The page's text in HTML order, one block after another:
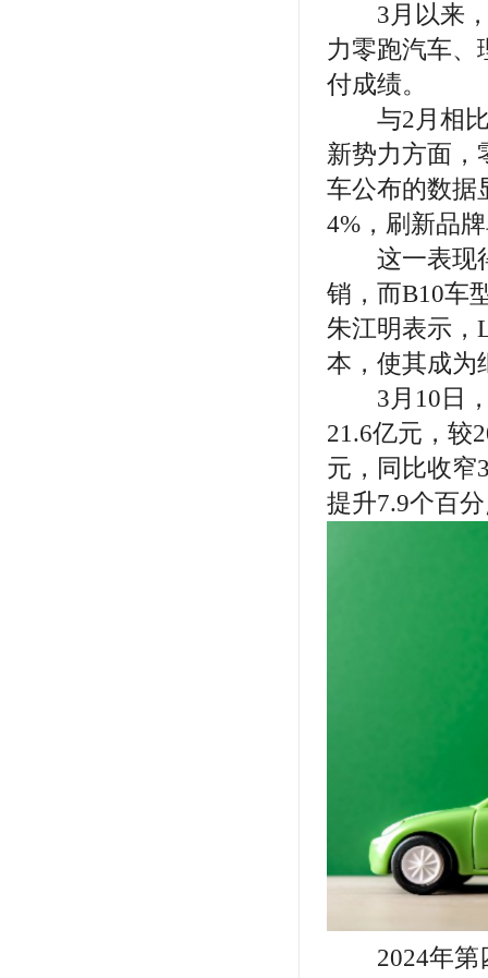
3月以来，
力零跑汽车、
付成绩。
与2月相比
新势力方面，
车公布的数据
4%，刷新品
这一表现得
销，而B10车
朱江明表示，
本，使其成为
3月10日，
21.6亿元，较
元，同比收窄
提升7.9个百
2024年第四